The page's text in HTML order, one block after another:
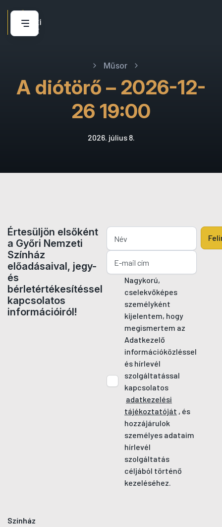
Műsor
A diótörő – 2026-12-
26 19:00
2026. július 8.
Értesüljön elsőként
a Győri Nemzeti
Színház
előadásaival, jegy-
és
bérletértékesítéssel
kapcsolatos
információiról!
Nagykorú,
cselekvőképes
személyként
kijelentem, hogy
megismertem az
Adatkezelő
információközléssel
és hírlevél
szolgáltatással
kapcsolatos
adatkezelési
tájékoztatóját , és
hozzájárulok
személyes adataim
hírlevél
szolgáltatás
céljából történő
kezeléséhez.
Színház